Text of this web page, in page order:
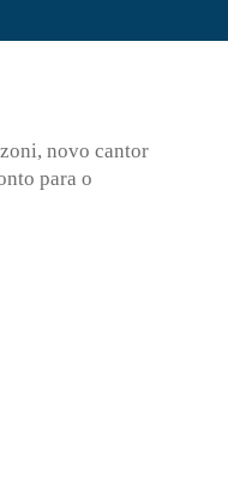
novo cantor
para o